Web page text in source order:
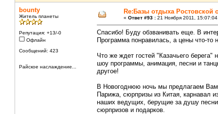
bounty
Житель планеты
Репутация: +13/-0
Офлайн
Сообщений: 423
Райское наслаждение...
Re:Базы отдыха Ростовской
« Ответ #93 : 21 Ноября 2011,
Спасибо! Буду обзванивать еще. В
Программа понравилась, а цены что-то
Что же ждет гостей "Казачьего
шоу программы, анимация, песни и
другое!
В Новогоднюю ночь мы предлагаем Вам
Парижа, сюрпризы из Китая, карнавал
наших ведущих, берущие за душу
сюрпризов и подарков.